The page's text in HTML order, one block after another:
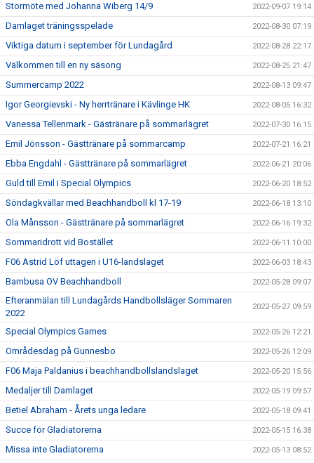
Stormöte med Johanna Wiberg 14/9 2022-09-07 19:14
Damlaget träningsspelade 2022-08-30 07:19
Viktiga datum i september för Lundagård 2022-08-28 22:17
Välkommen till en ny säsong 2022-08-25 21:47
Summercamp 2022 2022-08-13 09:47
Igor Georgievski - Ny herrtränare i Kävlinge HK 2022-08-05 16:32
Vanessa Tellenmark - Gästränare på sommarlägret 2022-07-30 16:15
Emil Jönsson - Gästtränare på sommarcamp 2022-07-21 16:21
Ebba Engdahl - Gästtränare på sommarlägret 2022-06-21 20:06
Guld till Emil i Special Olympics 2022-06-20 18:52
Söndagkvällar med Beachhandboll kl 17-19 2022-06-18 13:10
Ola Månsson - Gästtränare på sommarlägret 2022-06-16 19:32
Sommaridrott vid Bostället 2022-06-11 10:00
F06 Astrid Löf uttagen i U16-landslaget 2022-06-03 18:43
Bambusa OV Beachhandboll 2022-05-28 09:07
Efteranmälan till Lundagårds Handbollsläger Sommaren
2022
2022-05-27 09:59
Special Olympics Games 2022-05-26 12:21
Områdesdag på Gunnesbo 2022-05-26 12:09
F06 Maja Paldanius i beachhandbollslandslaget 2022-05-20 15:56
Medaljer till Damlaget 2022-05-19 09:57
Betiel Abraham - Årets unga ledare 2022-05-18 09:41
Succe för Gladiatorerna 2022-05-15 16:38
Missa inte Gladiatorerna 2022-05-13 08:52